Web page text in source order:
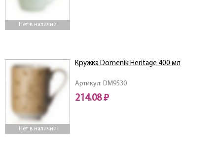
Нет в наличии
Нет в наличии
Артикул: DM9530
Кружка Domenik Heritage 400 мл
214.08 ₽